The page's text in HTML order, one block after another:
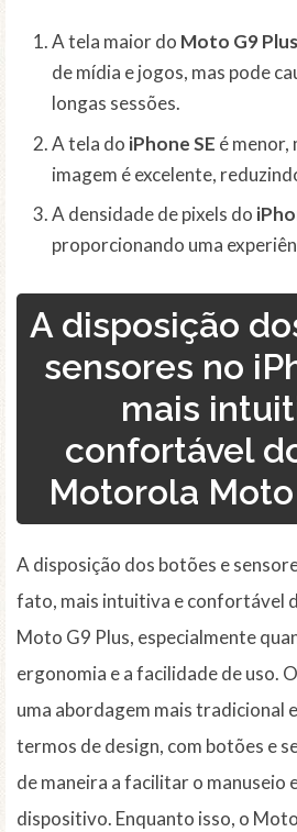
A tela maior do Moto G9 Plus
de mídia e jogos, mas pode
longas sessões.
A tela do iPhone SE é menor,
imagem é excelente,
A densidade de pixels do
proporcionando uma
A disposição
sensores no
mais
confortável
Motorola Moto
A disposição dos botões e
fato, mais intuitiva e confortável
Moto G9 Plus, especialmente
ergonomia e a facilidade de uso.
uma abordagem mais tradicional
termos de design, com botões e
de maneira a facilitar o manuseio
dispositivo. Enquanto isso, o